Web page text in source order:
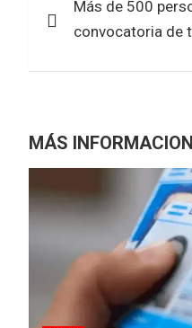
o
p
de
Más de 500
convocatoria de
MÁS